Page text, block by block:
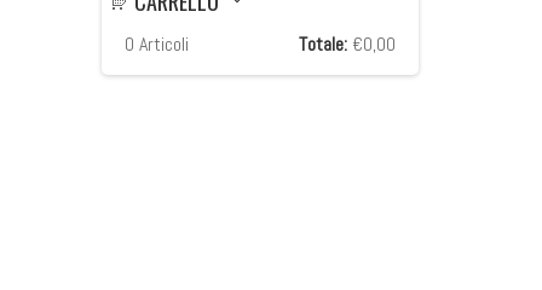
0 Articoli Totale: €0,00